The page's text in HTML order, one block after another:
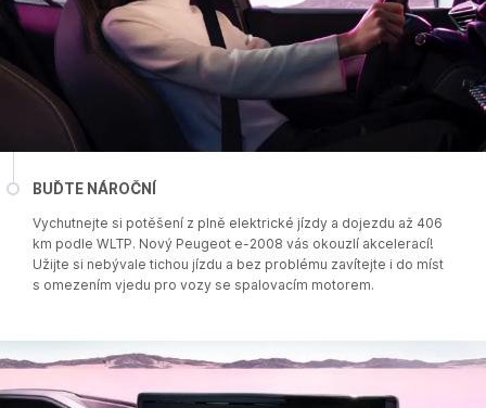
BUĎTE NÁROČNÍ
Vychutnejte si potěšení z plně elektrické jízdy a dojezdu až 406
km podle WLTP. Nový Peugeot e-2008 vás okouzlí akcelerací!
Užijte si nebývale tichou jízdu a bez problému zavítejte i do míst
s omezením vjedu pro vozy se spalovacím motorem.